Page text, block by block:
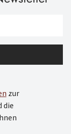
zur
die